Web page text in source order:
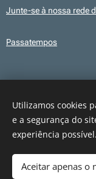
Junte-se à nossa rede
Passatempos
Este site utiliza, em
criados com recurso a IA
revistos e verificados
Utilizamos cookies
e a segurança do
experiência possível.
Aceitar apenas o